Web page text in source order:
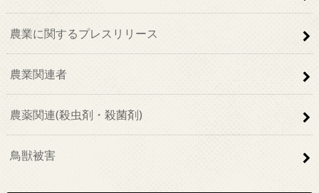
農業に関するプレスリリース
農業関連者
農薬関連(殺虫剤・殺菌剤)
鳥獣被害